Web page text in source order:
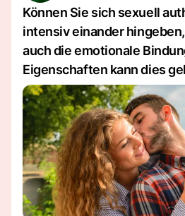
Können Sie sich sexuell
intensiv einander
auch die emotionale
Eigenschaften kann dies